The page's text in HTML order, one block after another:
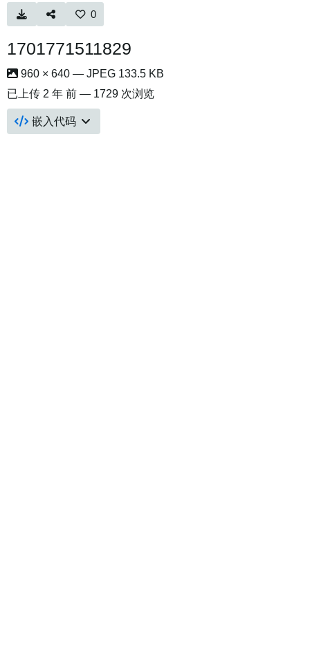
0
1701771511829
960 × 640 — JPEG 133.5 KB
已上传 2 年 前 — 1729 次浏览
嵌入代码